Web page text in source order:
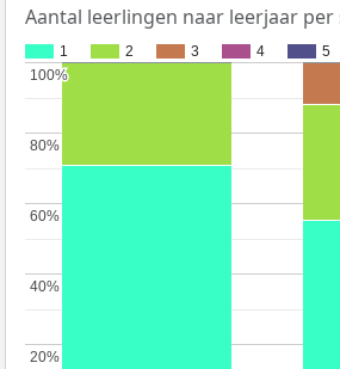
Aantal leerlingen naar leerjaar per
1 2 3 4 5
20%
20%
40%
40%
60%
60%
80%
80%
100%
100%